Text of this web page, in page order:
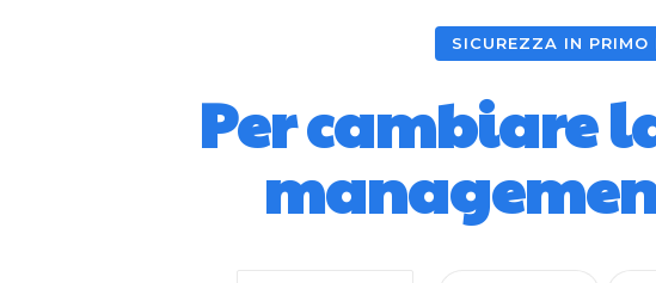
SICUREZZA IN
Per cambiare